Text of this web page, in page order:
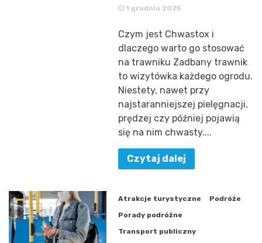
1 grudnia 2025
Czym jest Chwastox i
dlaczego warto go stosować
na trawniku Zadbany trawnik
to wizytówka każdego ogrodu.
Niestety, nawet przy
najstaranniejszej pielęgnacji,
prędzej czy później pojawią
się na nim chwasty....
Czytaj dalej
Atrakcje turystyczne
Podróże
Porady podróżne
Transport publiczny